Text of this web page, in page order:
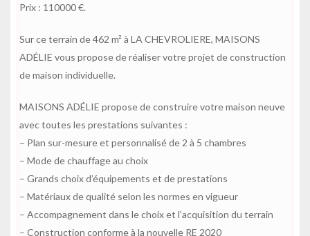
Prix : 110000 €.
Sur ce terrain de 462 m² à LA CHEVROLIERE, MAISONS
ADÉLIE vous propose de réaliser votre projet de construction
de maison individuelle.
MAISONS ADÉLIE propose de construire votre maison neuve
avec toutes les prestations suivantes :
– Plan sur-mesure et personnalisé de 2 à 5 chambres
– Mode de chauffage au choix
– Grands choix d’équipements et de prestations
– Matériaux de qualité selon les normes en vigueur
– Accompagnement dans le choix et l’acquisition du terrain
– Construction conforme à la nouvelle RE 2020